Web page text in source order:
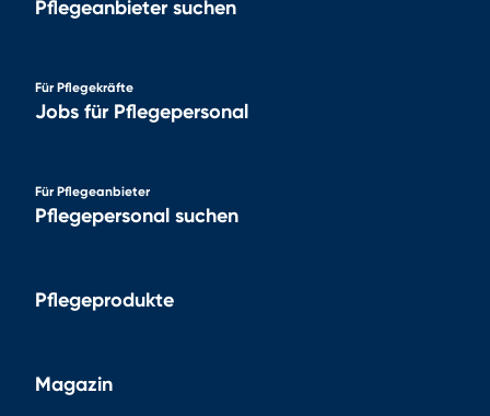
Pflegeanbieter suchen
Für Pflegekräfte
Jobs für Pflegepersonal
Für Pflegeanbieter
Pflegepersonal suchen
Pflegeprodukte
Magazin